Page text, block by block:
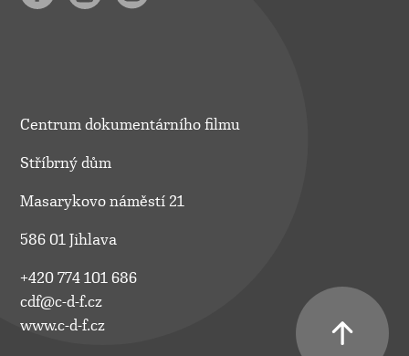
Centrum dokumentárního filmu
Stříbrný dům
Masarykovo náměstí 21
586 01 Jihlava
+420 774 101 686
cdf@c-d-f.cz
www.c-d-f.cz